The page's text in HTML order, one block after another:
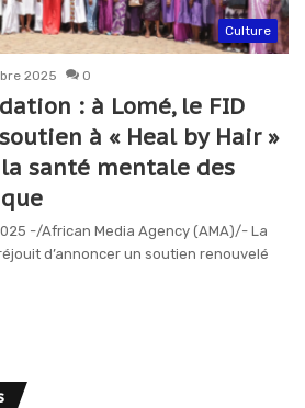
Culture
2025 0
: à Lomé, le FID
à « Heal by Hair »
santé mentale des
-/African Media Agency (AMA)/- La
d’annoncer un soutien renouvelé